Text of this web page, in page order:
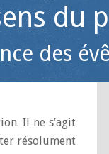
du
des
Il ne s’agit
résolument